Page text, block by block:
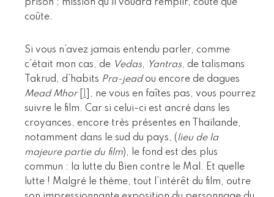
prison ; mission qu’il voudra remplir, coûte que
coûte.
Si vous n’avez jamais entendu parler, comme
c’était mon cas, de Vedas, Yantras, de talismans
Takrud, d’habits Pra-jeadou encore de dagues
Mead Mhor[
, ne vous en faîtes pas, vous pourrez
suivre le film. Car si celui-ci est ancré dans les
croyances, encore très présentes en Thaïlande,
notamment dans le sud du pays, (lieu de la
majeure partie du film), le fond est des plus
commun : la lutte du Bien contre le Mal. Et quelle
lutte ! Malgré le thème, tout l’intérêt du film, outre